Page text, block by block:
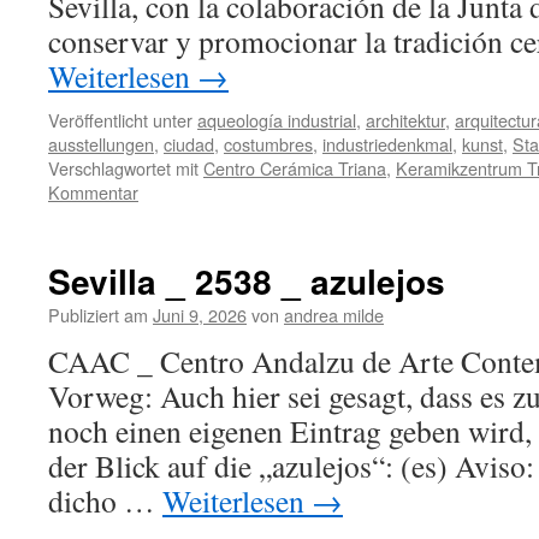
conservar y promocionar la tradición
Weiterlesen →
Veröffentlicht unteraqueología industrial, architektur,
ausstellungen, ciudad, costumbres, industriedenkmal, kunst,
Verschlagwortet mitCentro Cerámica Triana, Keramikzentrum
Kommentar
Sevilla _ 2538 _ azulejos
Publiziert am Juni 9, 2026von andrea milde
CAAC _ Centro Andalzu de Arte
Vorweg: Auch hier sei gesagt, dass es
noch einen eigenen Eintrag geben
der Blick auf die „azulejos“: (es)
dicho … Weiterlesen →